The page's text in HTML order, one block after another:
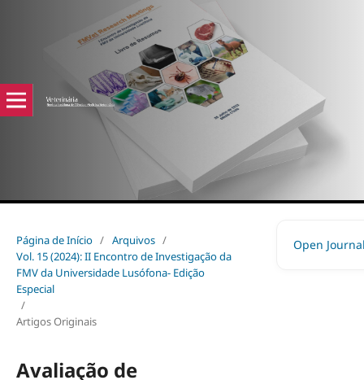
Página de Início / Arquivos /
Vol. 15 (2024): II Encontro de Investigação da
FMV da Universidade Lusófona- Edição
Especial
/
Artigos Originais
Avaliação de
Open